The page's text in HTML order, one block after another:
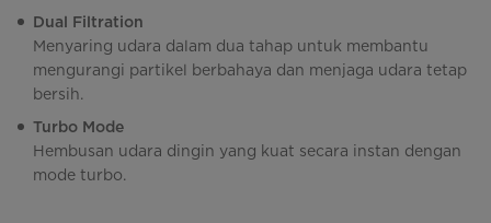
Dual Filtration
Menyaring udara dalam dua tahap untuk membantu
mengurangi partikel berbahaya dan menjaga udara tetap
bersih.
Turbo Mode
Hembusan udara dingin yang kuat secara instan dengan
mode turbo.